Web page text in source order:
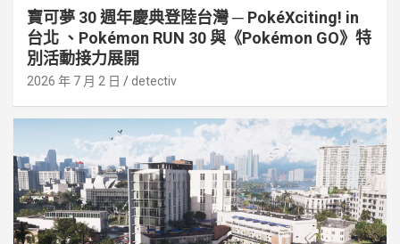
寶可夢 30 週年慶典登陸台灣 ─ PokéXciting! in
台北 、Pokémon RUN 30 與《Pokémon GO》特
別活動接⼒展開
2026 年 7 月 2 日 detectiv